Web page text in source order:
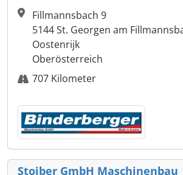
Fillmannsbach 9
5144 St. Georgen am
Oostenrijk
Oberösterreich
707 Kilometer
Stoiber GmbH Maschinenbau